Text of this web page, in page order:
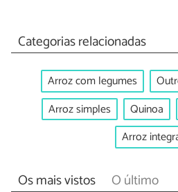
Categorias relacionadas
Arroz com legumes
Arroz simples
Quinoa
Arroz
Os mais vistos O último